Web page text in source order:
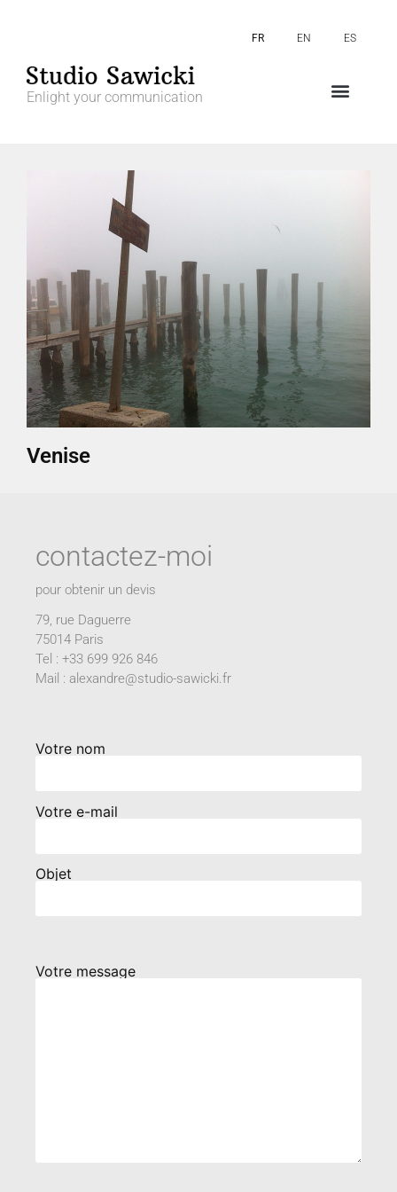
FR EN ES
Enlight your communication
Venise
contactez-moi
pour obtenir un devis
79, rue Daguerre
75014 Paris
Tel : +33 699 926 846
Mail : alexandre@studio-sawicki.fr
Votre nom
Votre e-mail
Objet
Votre message